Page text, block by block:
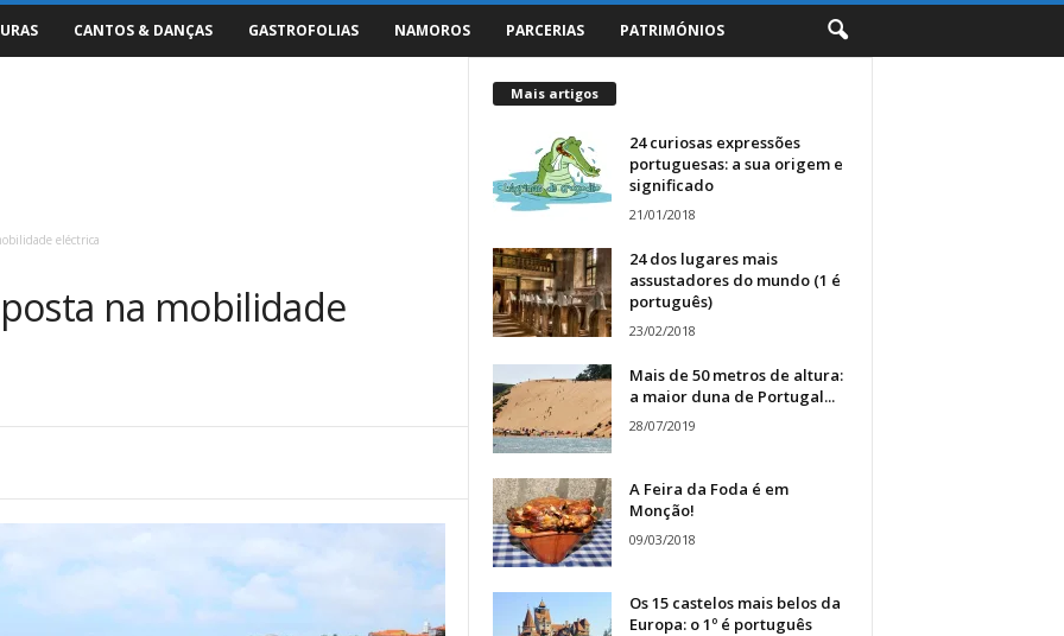
CANTOS & DANÇAS GASTROFOLIAS NAMOROS PARCERIAS PATRIMÓNIOS
eléctrica
na mobilidade
Mais artigos
24 curiosas expressões
portuguesas: a sua origem e
significado
21/01/2018
24 dos lugares mais
assustadores do mundo (1 é
português)
23/02/2018
Mais de 50 metros de altura:
a maior duna de Portugal...
28/07/2019
A Feira da Foda é em
Monção!
09/03/2018
Os 15 castelos mais belos da
Europa: o 1º é português